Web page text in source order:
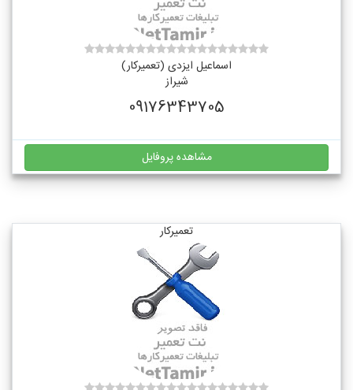
اسماعیل ایزدی (تعمیرکار)
شیراز
09176343705
مشاهده پروفایل
تعمیرکار